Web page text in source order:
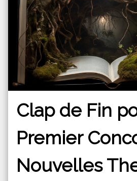
Clap de Fin
Premier
Nouvelles